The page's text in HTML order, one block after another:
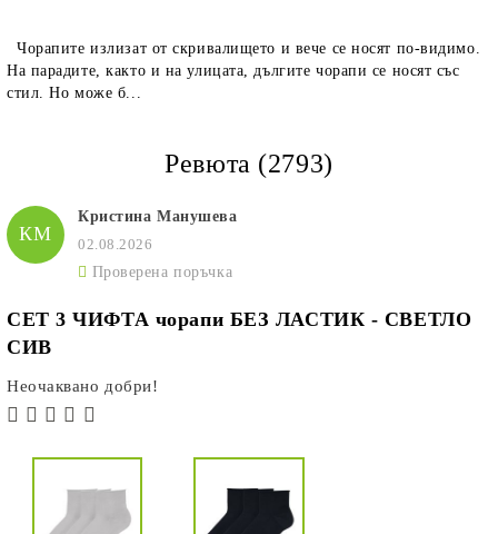
Чорапите излизат от скривалището и вече се носят по-видимо.
На парадите, както и на улицата, дългите чорапи се носят със
стил. Но може б...
Ревюта (2793)
КМ
Кристина Манушева
02.08.2026
Проверена поръчка
СЕТ 3 ЧИФТА чорапи БЕЗ ЛАСТИК - СВЕТЛО
СИВ
Неочаквано добри!